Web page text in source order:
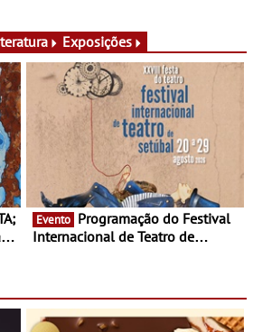
Exposições
Evento
Internacional de Teatro de